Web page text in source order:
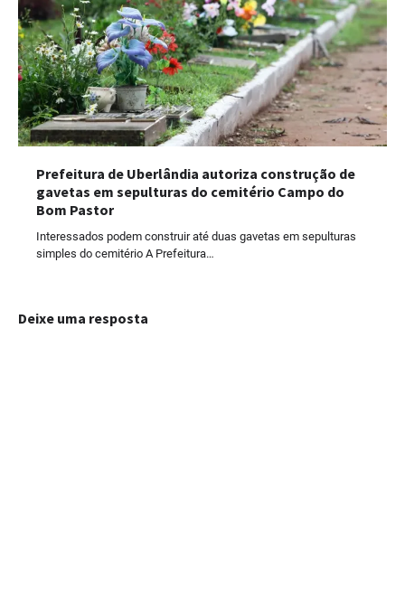
Prefeitura de Uberlândia autoriza construção de
gavetas em sepulturas do cemitério Campo do
Bom Pastor
Interessados podem construir até duas gavetas em sepulturas
simples do cemitério A Prefeitura…
Deixe uma resposta